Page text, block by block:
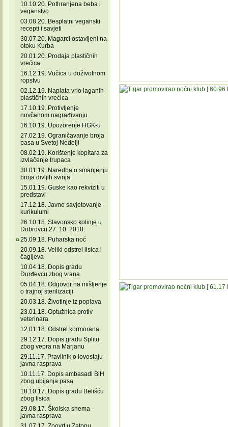
10.10.20. Pothranjena beba i
veganstvo
03.08.20. Besplatni veganski
recepti i savjeti
30.07.20. Magarci ostavljeni na
otoku Kurba
20.01.20. Prodaja plastičnih
vrećica
16.12.19. Vučica u doživotnom
ropstvu
02.12.19. Naplata vrlo laganih
plastičnih vrećica
17.10.19. Protivljenje
novčanom nagrađivanju
16.10.19. Upozorenje HGK-u
27.02.19. Ograničavanje broja
pasa u Svetoj Nedelji
08.02.19. Korištenje kopitara za
izvlačenje trupaca
30.01.19. Naredba o smanjenju
broja divljih svinja
15.01.19. Guske kao rekviziti u
predstavi
17.12.18. Javno savjetovanje -
kurikulumi
26.10.18. Slavonsko kolinje u
Dobrovcu 27. 10. 2018.
25.09.18. Puharska noć
20.09.18. Veliki odstrel lisica i
čagljeva
10.04.18. Dopis gradu
Đurđevcu zbog vrana
05.04.18. Odgovor na mišljenje
o trajnoj sterilizaciji
20.03.18. Životinje iz poplava
23.01.18. Optužnica protiv
veterinara
12.01.18. Odstrel kormorana
29.12.17. Dopis gradu Splitu
zbog vepra na Marjanu
29.11.17. Pravilnik o lovostaju -
javna rasprava
10.11.17. Dopis ambasadi BiH
zbog ubijanja pasa
18.10.17. Dopis gradu Belišću
zbog lisica
29.08.17. Školska shema -
javna rasprava